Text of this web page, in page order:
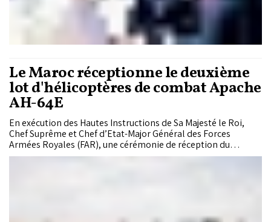
Le Maroc réceptionne le deuxième
lot d'hélicoptères de combat Apache
AH-64E
En exécution des Hautes Instructions de Sa Majesté le Roi,
Chef Suprême et Chef d’Etat-Major Général des Forces
Armées Royales (FAR), une cérémonie de réception du
deuxième lot de sept hélicoptères de combat Apache AH-64E,